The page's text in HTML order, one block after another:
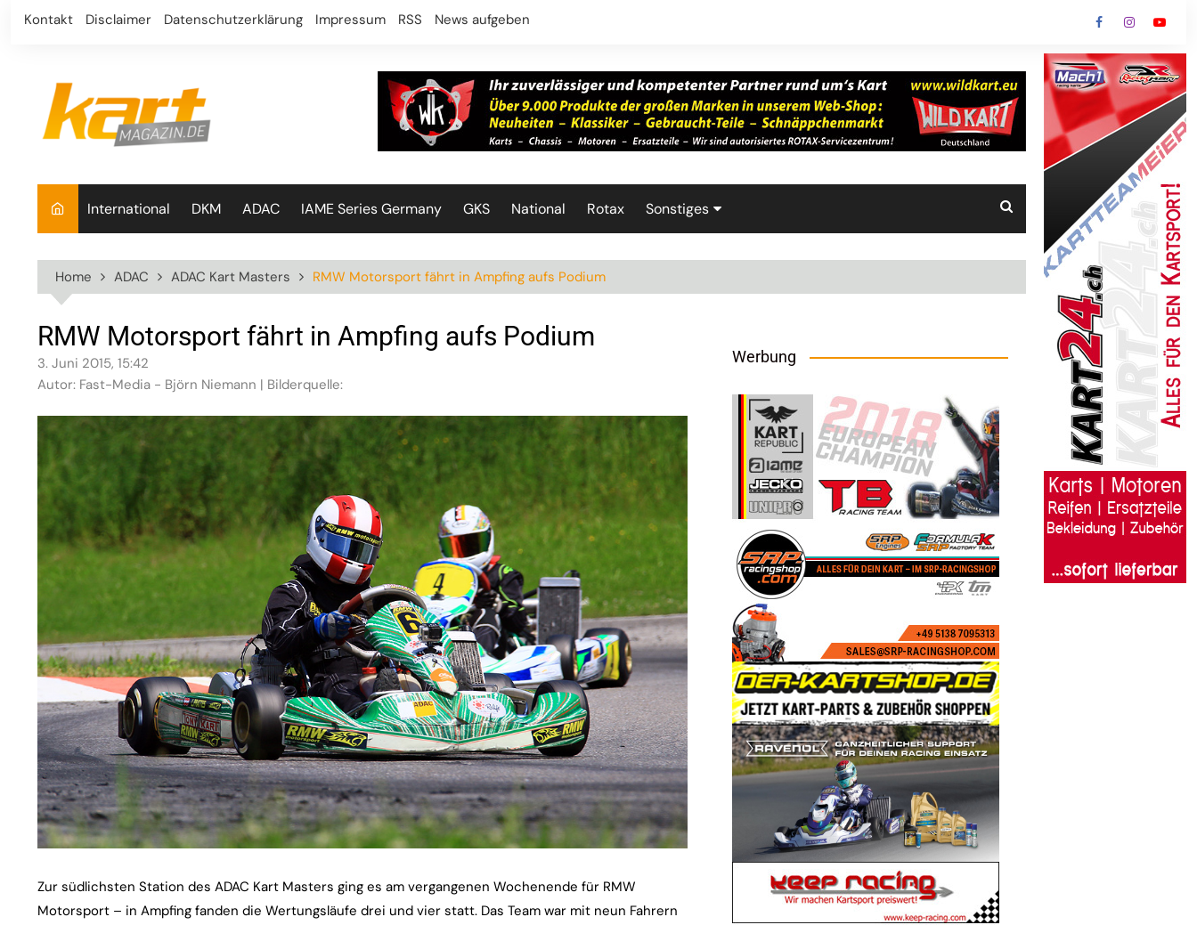
Skip
Kontakt Disclaimer Datenschutzerklärung Impressum RSS News aufgeben
International DKM ADAC IAME Series Germany GKS National Rotax Sonstiges
Home ADAC ADAC Kart Masters RMW Motorsport fährt in Ampfing aufs Podium
RMW Motorsport fährt in Ampfing aufs Podium
3. Juni 2015, 15:42
Autor: Fast-Media - Björn Niemann | Bilderquelle:
Zur südlichsten Station des ADAC Kart Masters ging es am vergangenen Wochenende für RMW
Motorsport – in Ampfing fanden die Wertungsläufe drei und vier statt. Das Team war mit neun Fahrern
Werbung